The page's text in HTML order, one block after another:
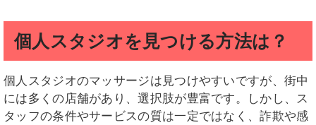
個人スタジオを見つける方法は？
個人スタジオのマッサージは見つけやすいですが、街中
には多くの店舗があり、選択肢が豊富です。しかし、ス
タッフの条件やサービスの質は一定ではなく、詐欺や感